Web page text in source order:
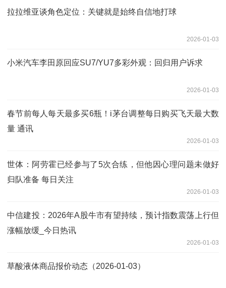
拉拉维亚谈角色定位：关键就是始终自信地打球
2026-01-03
小米汽车李田原回应SU7/YU7多彩外观：回归用户诉求
2026-01-03
春节前每人每天最多买6瓶！i茅台调整每日购买飞天最大数
量 通讯
2026-01-03
世体：阿劳霍已经参与了5次合练，但他因心理问题未做好
归队准备 每日关注
2026-01-03
中信建投：2026年A股牛市有望持续，预计指数震荡上行但
涨幅放缓_今日热讯
2026-01-03
草酸液体商品报价动态（2026-01-03）